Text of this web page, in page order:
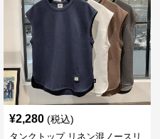
¥2,280 (税込)
タンクトップ リネン混ノースリ